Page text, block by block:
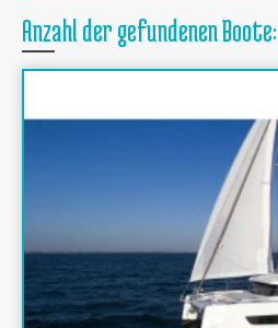
Anzahl der gefundenen Boote: